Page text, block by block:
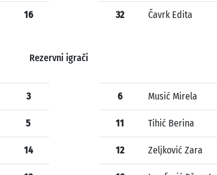
16 32 Čavrk Edita
Rezervni igrači
3
5
14
6 Musić Mirela
11 Tihić Berina
12 Zeljković Zara